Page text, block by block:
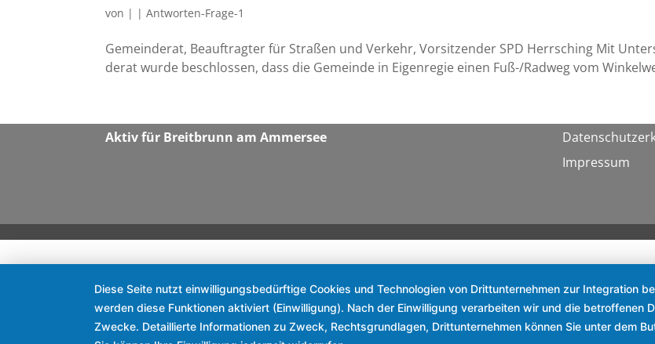
von | |Antworten-Frage-1
Gemein­de­rat, Beauf­trag­ter für Stra­ßen und Ver­kehr, Vor­sit­zen­der SPD Herrsching Mit
de­rat wur­de beschlos­sen, dass die Gemein­de in Eigen­re­gie einen Fuß-/Rad­weg vom
Aktiv für Breit­brunn am Ammersee
Impressum
Diese Seite nutzt einwilligungsbedürftige Cookies und Technologien von Drittunternehmen zur Integration
werden diese Funktionen aktiviert (Einwilligung). Nach der Einwilligung verarbeiten wir und die betroffenen
Zwecke. Detaillierte Informationen zu Zweck, Rechtsgrundlagen, Drittunternehmen können Sie unter dem